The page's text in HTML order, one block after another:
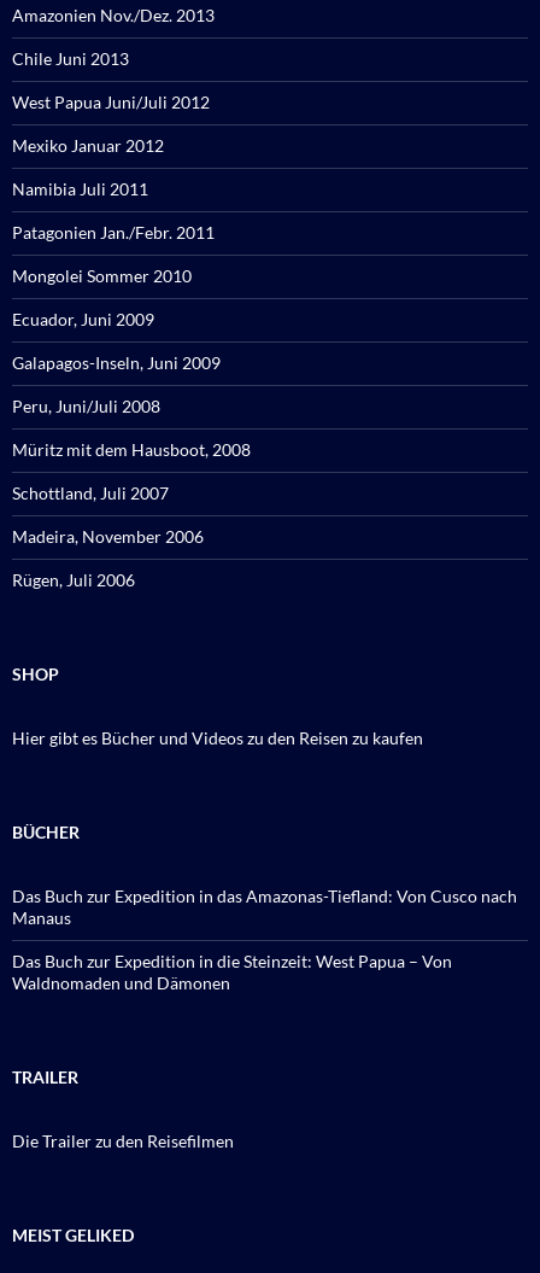
Amazonien Nov./Dez. 2013
Chile Juni 2013
West Papua Juni/Juli 2012
Mexiko Januar 2012
Namibia Juli 2011
Patagonien Jan./Febr. 2011
Mongolei Sommer 2010
Ecuador, Juni 2009
Galapagos-Inseln, Juni 2009
Peru, Juni/Juli 2008
Müritz mit dem Hausboot, 2008
Schottland, Juli 2007
Madeira, November 2006
Rügen, Juli 2006
SHOP
Hier gibt es Bücher und Videos zu den Reisen zu kaufen
BÜCHER
Das Buch zur Expedition in das Amazonas-Tiefland: Von Cusco nach
Manaus
Das Buch zur Expedition in die Steinzeit: West Papua – Von
Waldnomaden und Dämonen
TRAILER
Die Trailer zu den Reisefilmen
MEIST GELIKED